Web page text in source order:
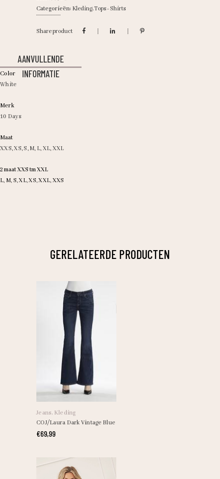
Categorieën: Kleding,Tops - Shirts
Share product
AANVULLENDE
INFORMATIE
Color
White
Merk
10 Days
Maat
XXS,XS,S, M, L, XL, XXL
2 maat XXS tm XXL
L, M, S, XL, XS, XXL, XXS
GERELATEERDE PRODUCTEN
heeft
meerdere
variaties.
Jeans, Kleding
COJ/Laura Dark Vintage Blue
€69,99